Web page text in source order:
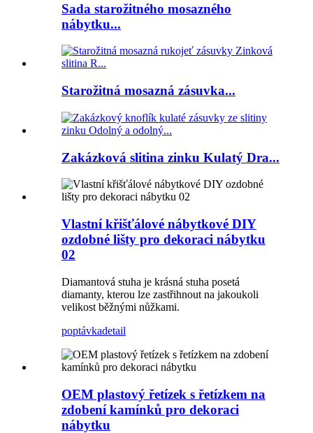
Sada starožitného mosazného
nábytku...
Starožitná mosazná zásuvka...
Zakázková slitina zinku Kulatý Dra...
Vlastní křišťálové nábytkové DIY
ozdobné lišty pro dekoraci nábytku
02
Diamantová stuha je krásná stuha posetá
diamanty, kterou lze zastřihnout na jakoukoli
velikost běžnými nůžkami.
poptávkadetail
OEM plastový řetízek s řetízkem na
zdobení kamínků pro dekoraci
nábytku